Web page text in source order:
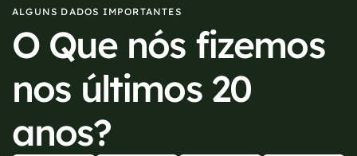
ALGUNS DADOS IMPORTANTES
O Que nós fizemos
nos últimos 20
anos?